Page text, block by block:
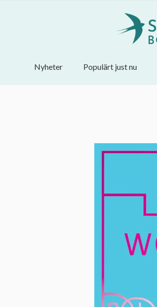
Nyheter Populärt just nu